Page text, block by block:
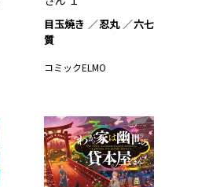
目玉焼き 忍丸
六七
質
コミックELMO